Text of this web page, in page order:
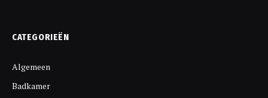
CATEGORIEËN
Algemeen
Badkamer